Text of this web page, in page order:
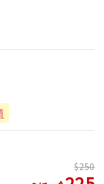
250